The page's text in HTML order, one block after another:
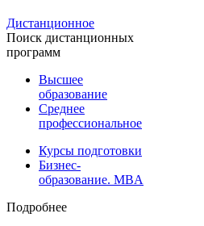
Дистанционное
Поиск дистанционных
программ
Высшее
образование
Среднее
профессиональное
Курсы подготовки
Бизнес-
образование. MBA
Подробнее